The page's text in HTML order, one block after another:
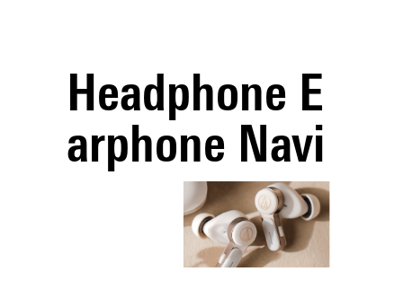
Headphone E
arphone Navi